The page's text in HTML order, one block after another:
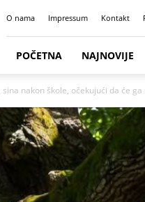
O nama Impressum Kontakt
POČETNA NAJNOVIJE
nakon škole, očekujući da će ga